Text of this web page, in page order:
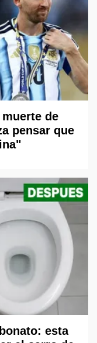
de
pensar que
esta